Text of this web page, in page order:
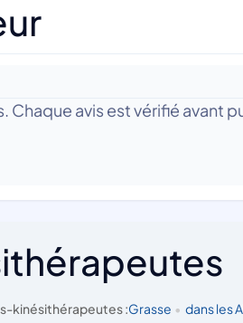
Chaque avis est vérifié avant
kinésithérapeutes :Grasse • dans les